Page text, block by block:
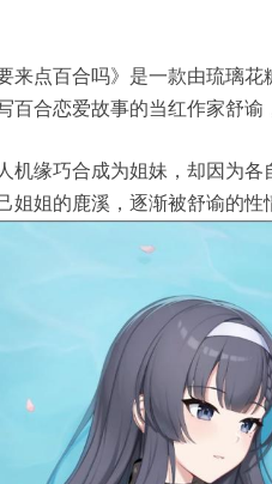
要来点百合吗》是一款由琉璃
百合恋爱故事的当红作家舒谕
机缘巧合成为姐妹，却因为
姐姐的鹿溪，逐渐被舒谕的